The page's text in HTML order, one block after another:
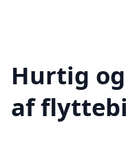
Hurtig
af